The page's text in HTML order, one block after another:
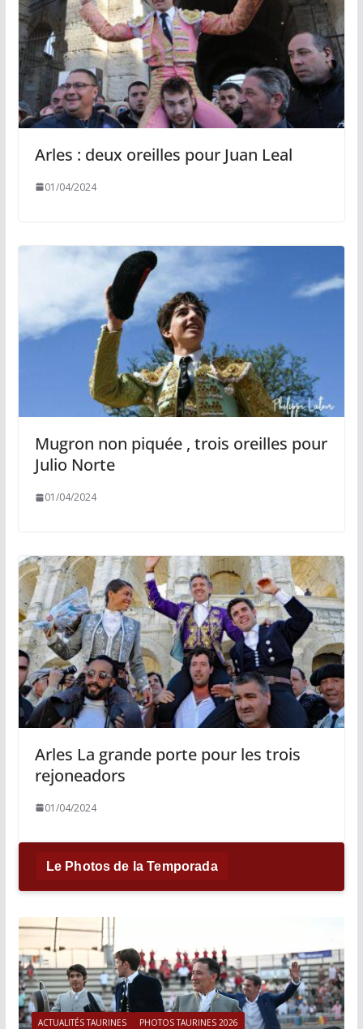
Arles : deux oreilles pour Juan Leal
01/04/2024
Mugron non piquée , trois oreilles pour
Julio Norte
01/04/2024
Arles La grande porte pour les trois
rejoneadors
01/04/2024
Le Photos de la Temporada
ACTUALITÉS TAURINES PHOTOS TAURINES 2026